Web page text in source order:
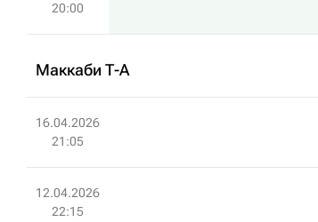
20:00
Маккаби Т-А
16.04.2026
21:05
12.04.2026
22:15